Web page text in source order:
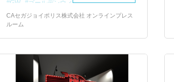
GW
ゴールデンウィーク
小学生60分無料キャンペーン
オラキオ
佐藤あり紗
CAセガジョイポリス株式会社 オンラインプレス
ルーム